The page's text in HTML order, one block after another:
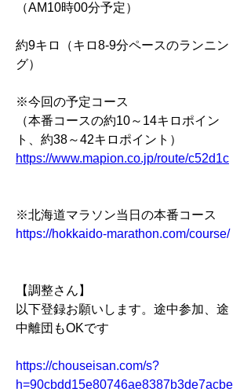
（AM10時00分予定）
約9キロ（キロ8-9分ペースのランニン
グ）
※今回の予定コース
（本番コースの約10～14キロポイン
ト、約38～42キロポイント）
https://www.mapion.co.jp/route/c52d1c
※北海道マラソン当日の本番コース
https://hokkaido-marathon.com/course/
【調整さん】
以下登録お願いします。途中参加、途
中離団もOKです
https://chouseisan.com/s?
h=90cbdd15e80746ae8387b3de7acbe